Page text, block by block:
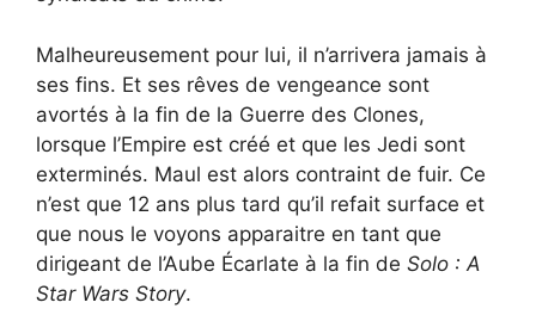
Malheureusement pour lui, il n’arrivera jamais à
ses fins. Et ses rêves de vengeance sont
avortés à la fin de la Guerre des Clones,
lorsque l’Empire est créé et que les Jedi sont
exterminés. Maul est alors contraint de fuir. Ce
n’est que 12 ans plus tard qu’il refait surface et
que nous le voyons apparaitre en tant que
dirigeant de l’Aube Écarlate à la fin de Solo : A
Star Wars Story.